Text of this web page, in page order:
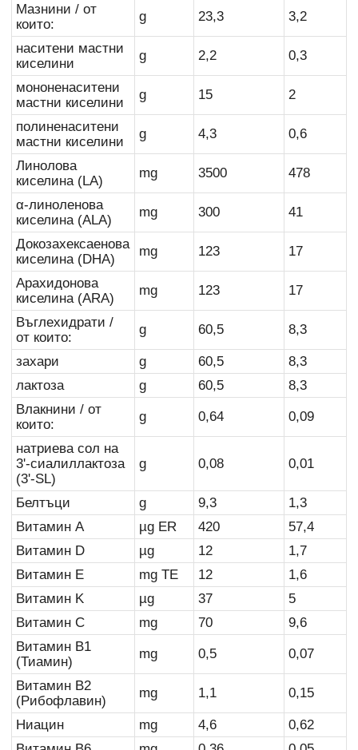
Мазнини / от
които:
g 23,3 3,2
наситени мастни
киселини
g 2,2 0,3
мононенаситени
мастни киселини
g 15 2
полиненаситени
мастни киселини
g 4,3 0,6
Линолова
киселина (LA)
mg 3500 478
α-линоленова
киселина (ALA)
mg 300 41
Докозахексаенова
киселина (DHA)
mg 123 17
Арахидонова
киселина (ARA)
mg 123 17
Въглехидрати /
от които:
g 60,5 8,3
захари g 60,5
8,3
лактоза
g 60,5
8,3
Влакнини / от
които:
g 0,64 0,09
натриева сол на
3'-сиалиллактоза
(3'-SL)
g 0,08 0,01
Белтъци g 9,3
1,3
Витамин A
µg ER 420
57,4
Витамин D
µg 12
1,7
Витамин E
mg TE 12
1,6
Витамин K
µg 37
5
Витамин C
mg 70
9,6
Витамин B1
(Тиамин)
mg 0,5 0,07
Витамин B2
(Рибофлавин)
mg 1,1 0,15
Ниацин mg 4,6
0,62